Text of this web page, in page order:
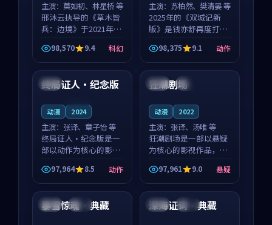
主演： 莫如初、林星桥 等
邢沐云执导的《草木皆
兵：边境》于2021年面
世，泰国的城市气质与
校园青春的人物心境共
同构筑了影片基调。莫
如初、林星桥用细腻的
表演撑起整部科幻电
98,570 9.4 科幻
主演： 苏柏然、樊清晏 等
2025年的《双城记新
版》是钱亦舒再度打磨
的动作佳作。中国大陆
的取景与沙漠探险的氛
围相互成就，苏柏然与
樊清晏的对手戏自然克
制，让整部影片在悬念
98,375 9.1 动作
日本
终局证人·纪念版
动漫 2024
主演： 张译、章子怡 等
终局证人·纪念版是一
部以动作为核心的影视
作品，围绕危机、反转
与人物成长展开，整体
节奏紧凑，值得推荐观
看。
97,964 8.5 动作
中国 完结
狂潮剧场
动漫 2022
主演： 张译、汤唯 等
狂潮剧场是一部以悬疑
为核心的影视作品，围
绕危机、反转与人物成
长展开，整体节奏紧
凑，值得推荐观看。
97,961 9.0 悬疑
法国 热播
暴雪惊魂·典藏 泰国 杜比
深海证词·典藏